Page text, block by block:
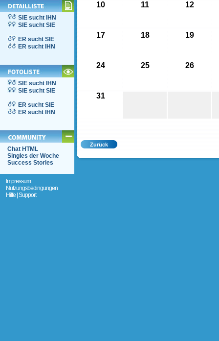
SIE sucht IHN
SIE sucht SIE
ER sucht SIE
ER sucht IHN
SIE sucht IHN
SIE sucht SIE
ER sucht SIE
ER sucht IHN
Chat HTML
Singles der Woche
Success Stories
Impressum
Nutzungsbedingungen
Hilfe | Support
10 11 12
17 18 19
24 25 26
31